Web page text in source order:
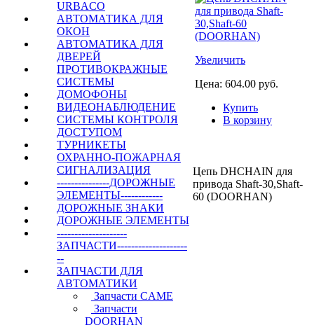
URBACO
АВТОМАТИКА ДЛЯ
ОКОН
АВТОМАТИКА ДЛЯ
ДВЕРЕЙ
ПРОТИВОКРАЖНЫЕ
СИСТЕМЫ
ДОМОФОНЫ
ВИДЕОНАБЛЮДЕНИЕ
СИСТЕМЫ КОНТРОЛЯ
ДОСТУПОМ
ТУРНИКЕТЫ
ОХРАННО-ПОЖАРНАЯ
СИГНАЛИЗАЦИЯ
---------------ДОРОЖНЫЕ
ЭЛЕМЕНТЫ------------
ДОРОЖНЫЕ ЗНАКИ
ДОРОЖНЫЕ ЭЛЕМЕНТЫ
--------------------
ЗАПЧАСТИ--------------------
--
ЗАПЧАСТИ ДЛЯ
АВТОМАТИКИ
Запчасти CAME
Запчасти
DOORHAN
Увеличить
Цена: 604.00 руб.
Купить
В корзину
Цепь DHCHAIN для
привода Shaft-30,Shaft-
60 (DOORHAN)